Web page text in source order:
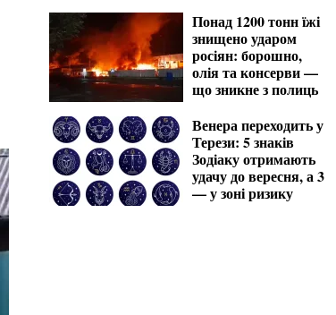
Понад 1200 тонн їжі
знищено ударом
росіян: борошно,
олія та консерви —
що зникне з полиць
Венера переходить у
Терези: 5 знаків
Зодіаку отримають
удачу до вересня, а 3
— у зоні ризику